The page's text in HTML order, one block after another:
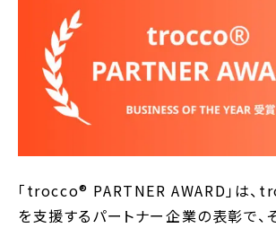
「trocco®︎ PARTNER AWARD」は、
を支援するパートナー企業の表彰で、